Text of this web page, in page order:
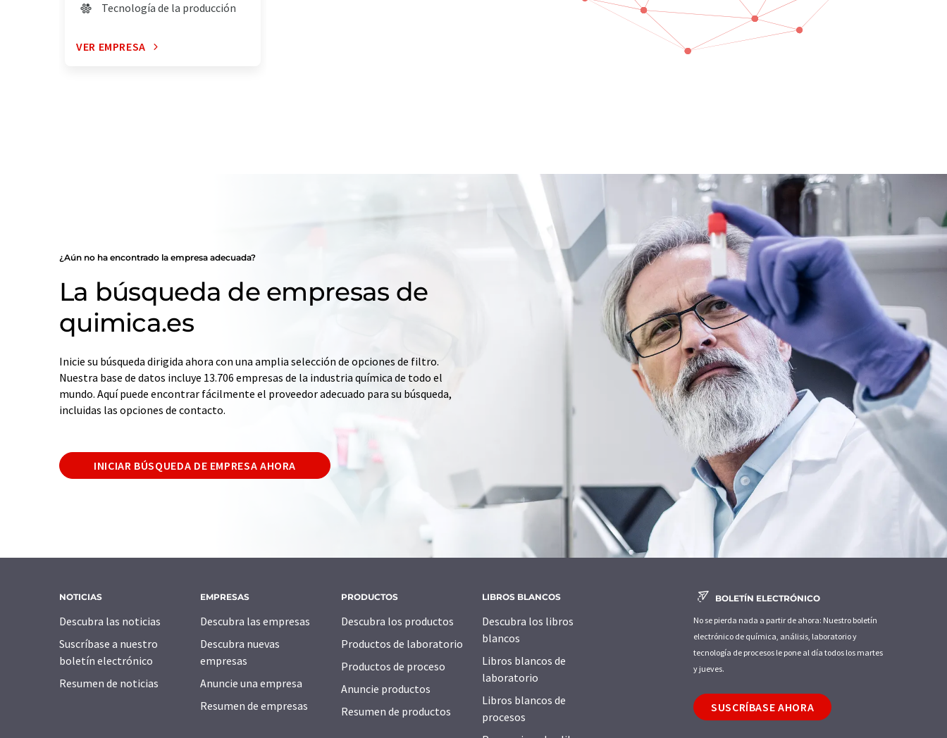
Tecnología de la producción
VER EMPRESA
¿Aún no ha encontrado la empresa adecuada?
La búsqueda de empresas de
quimica.es
Inicie su búsqueda dirigida ahora con una amplia selección de opciones de filtro.
Nuestra base de datos incluye 13.706 empresas de la industria química de todo el
mundo. Aquí puede encontrar fácilmente el proveedor adecuado para su búsqueda,
incluidas las opciones de contacto.
INICIAR BÚSQUEDA DE EMPRESA AHORA
NOTICIAS
Descubra las noticias
Suscríbase a nuestro
boletín electrónico
Resumen de noticias
EMPRESAS
Descubra las empresas
Descubra nuevas
empresas
Anuncie una empresa
Resumen de empresas
PRODUCTOS
Descubra los productos
Productos de laboratorio
Productos de proceso
Anuncie productos
Resumen de productos
LIBROS BLANCOS
Descubra los libros
blancos
Libros blancos de
laboratorio
Libros blancos de
procesos
BOLETÍN ELECTRÓNICO
No se pierda nada a partir de ahora: Nuestro boletín
electrónico de química, análisis, laboratorio y
tecnología de procesos le pone al día todos los martes
y jueves.
SUSCRÍBASE AHORA